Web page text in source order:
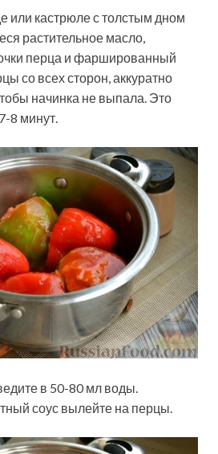
или кастрюле с толстым дном
растительное масло,
перца и фаршированный
со всех сторон, аккуратно
начинка не выпала. Это
8 минут.
в 50-80 мл воды.
соус вылейте на перцы.